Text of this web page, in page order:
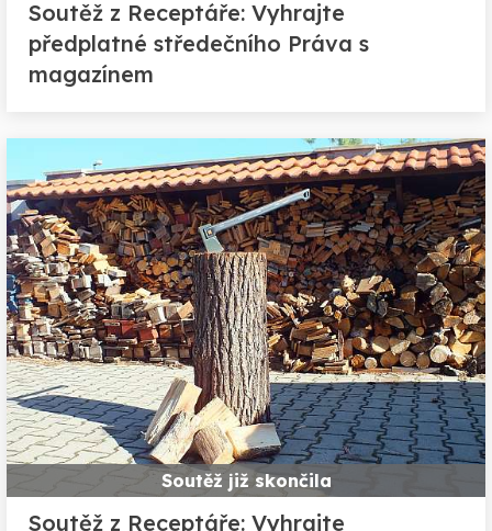
Soutěž z Receptáře: Vyhrajte
předplatné středečního Práva s
magazínem
Soutěž již skončila
Soutěž z Receptáře: Vyhrajte